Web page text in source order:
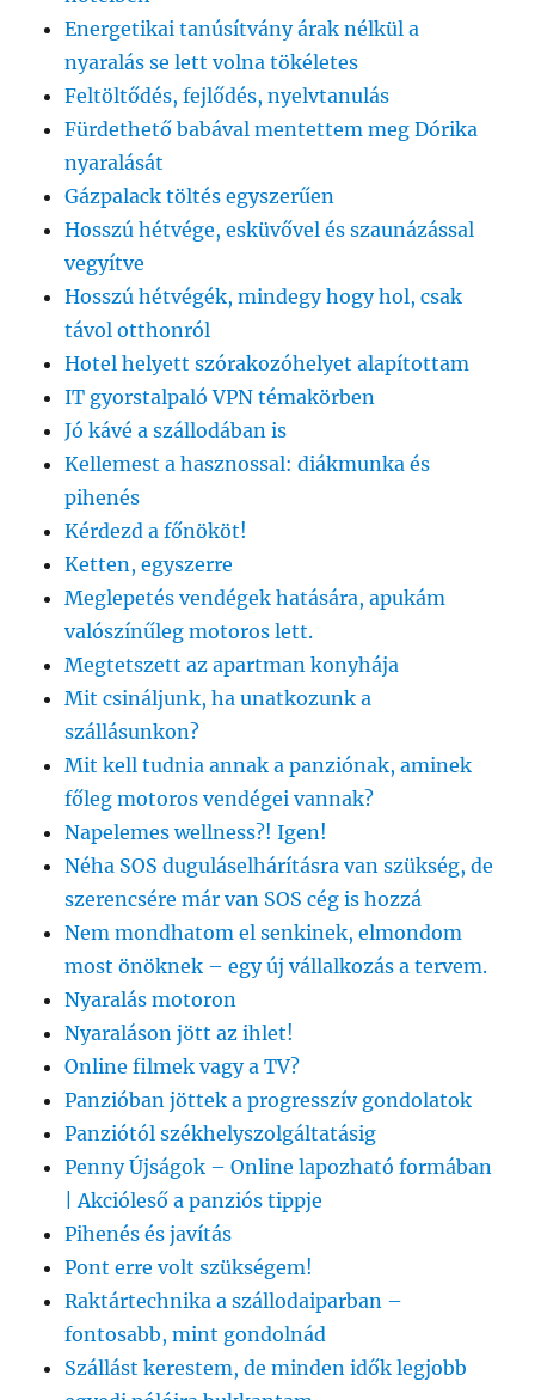
Energetikai tanúsítvány árak nélkül a
nyaralás se lett volna tökéletes
Feltöltődés, fejlődés, nyelvtanulás
Fürdethető babával mentettem meg Dórika
nyaralását
Gázpalack töltés egyszerűen
Hosszú hétvége, esküvővel és szaunázással
vegyítve
Hosszú hétvégék, mindegy hogy hol, csak
távol otthonról
Hotel helyett szórakozóhelyet alapítottam
IT gyorstalpaló VPN témakörben
Jó kávé a szállodában is
Kellemest a hasznossal: diákmunka és
pihenés
Kérdezd a főnököt!
Ketten, egyszerre
Meglepetés vendégek hatására, apukám
valószínűleg motoros lett.
Megtetszett az apartman konyhája
Mit csináljunk, ha unatkozunk a
szállásunkon?
Mit kell tudnia annak a panziónak, aminek
főleg motoros vendégei vannak?
Napelemes wellness?! Igen!
Néha SOS duguláselhárításra van szükség, de
szerencsére már van SOS cég is hozzá
Nem mondhatom el senkinek, elmondom
most önöknek – egy új vállalkozás a tervem.
Nyaralás motoron
Nyaraláson jött az ihlet!
Online filmek vagy a TV?
Panzióban jöttek a progresszív gondolatok
Panziótól székhelyszolgáltatásig
Penny Újságok – Online lapozható formában
| Akcióleső a panziós tippje
Pihenés és javítás
Pont erre volt szükségem!
Raktártechnika a szállodaiparban –
fontosabb, mint gondolnád
Szállást kerestem, de minden idők legjobb